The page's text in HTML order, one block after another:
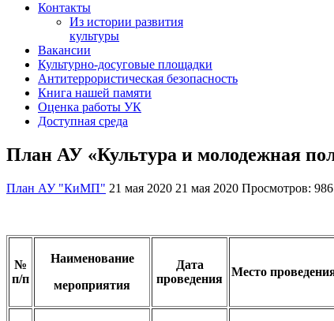
Контакты
Из истории развития
культуры
Вакансии
Культурно-досуговые площадки
Антитеррористическая безопасность
Книга нашей памяти
Оценка работы УК
Доступная среда
План АУ «Культура и молодежная
План АУ "КиМП" 21 мая 2020 21 мая 2020 Просмотров: 986
№
п/п
Наименование
мероприятия
Дата
проведения
Место